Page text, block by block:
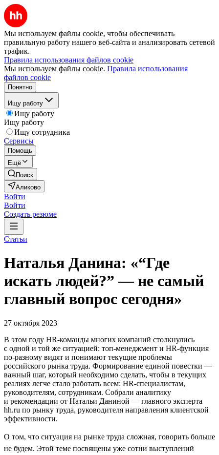
Мы используем файлы cookie, чтобы обеспечивать
правильную работу нашего веб-сайта и анализировать сетевой
трафик.
Правила использования файлов cookie
Мы используем файлы cookie. Правила использования
файлов cookie
Понятно
Ищу работу
Ищу работу
Ищу работу
Ищу сотрудника
Сервисы
Помощь
Ещё
Поиск
Аликово
Войти
Войти
Создать резюме
Статьи
Наталья Данина: «“Где
искать людей?” — не самый
главный вопрос сегодня»
27 октября 2023
В этом году HR-команды многих компаний столкнулись
с одной и той же ситуацией: топ-менеджмент и HR-функция
по-разному видят и понимают текущие проблемы
российского рынка труда. Формирование единой повестки —
важный шаг, который необходимо сделать, чтобы в текущих
реалиях легче стало работать всем: HR-специалистам,
руководителям, сотрудникам. Собрали аналитику
и рекомендации от Натальи Даниной — главного эксперта
hh.ru по рынку труда, руководителя направления клиентской
эффективности.
О том, что ситуация на рынке труда сложная, говорить больше
не будем. Этой теме посвящены уже сотни выступлений